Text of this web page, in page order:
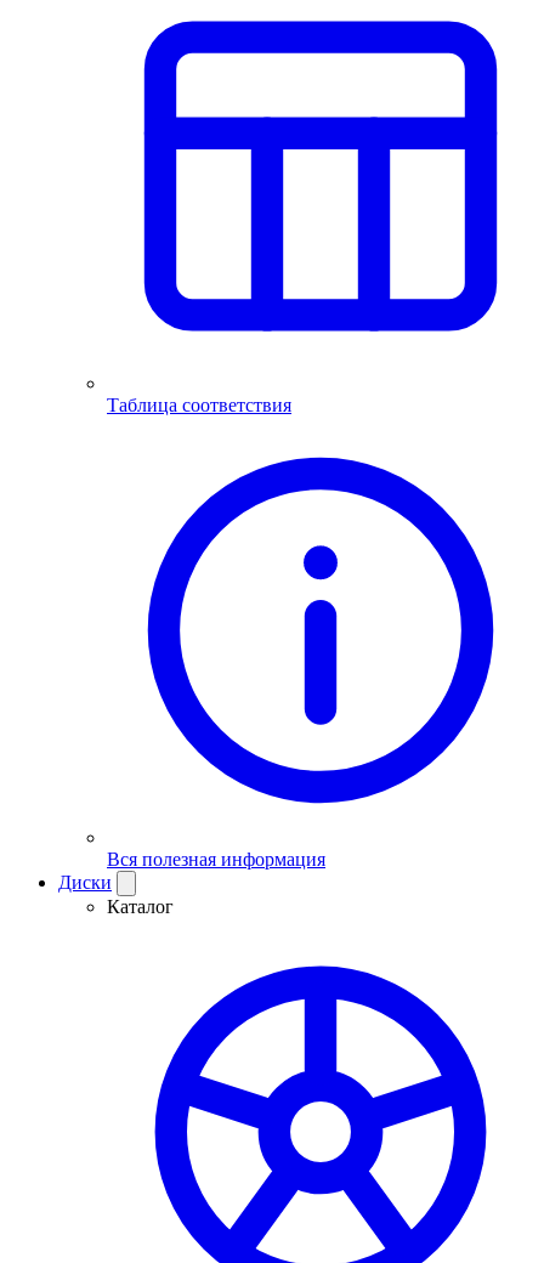
Таблица соответствия
Вся полезная информация
Диски
Каталог